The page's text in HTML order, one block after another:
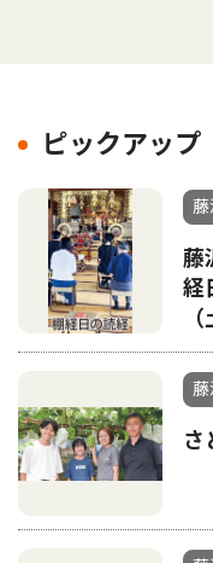
ピックアップ
藤
藤
経
藤
さ